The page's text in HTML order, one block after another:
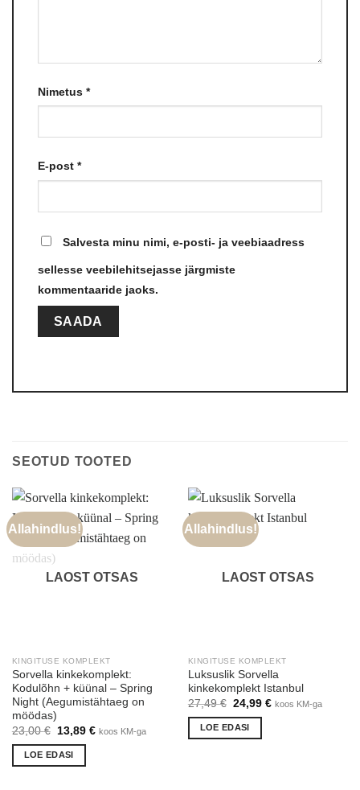
Nimetus *
E-post *
Salvesta minu nimi, e-posti- ja veebiaadress
sellesse veebilehitsejasse järgmiste
kommentaaride jaoks.
SEOTUD TOOTED
Allahindlus!
LAOST OTSAS
KINGITUSE KOMPLEKT
Sorvella kinkekomplekt:
Kodulõhn + küünal – Spring
Night (Aegumistähtaeg on
möödas)
23,00€
Algne
hind
oli:
23,00 €.
13,89 €Praegune
koos KM-ga
LOE EDASI
Allahindlus!
LAOST OTSAS
KINGITUSE KOMPLEKT
Luksuslik Sorvella
kinkekomplekt Istanbul
27,49€ Algne
hind
oli:
27,49 €.
24,99 €Praegune
koos KM-ga
LOE EDASI